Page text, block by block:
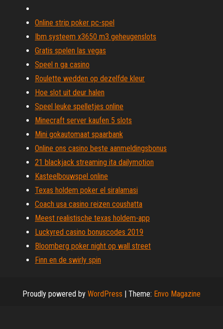
Online strip poker pc-spel
Ibm systeem x3650 m3 geheugenslots
Gratis spelen las vegas
Speel n ga casino
Roulette wedden op dezelfde kleur
Hoe slot uit deur halen
Speel leuke spelletjes online
Minecraft server kaufen 5 slots
Mini gokautomaat spaarbank
Online ons casino beste aanmeldingsbonus
21 blackjack streaming ita dailymotion
Kasteelbouwspel online
Texas holdem poker el siralamasi
Coach usa casino reizen coushatta
Meest realistische texas holdem-app
Luckyred casino bonuscodes 2019
Bloomberg poker night op wall street
Finn en de swirly spin
Proudly powered by WordPress | Theme: Envo Magazine